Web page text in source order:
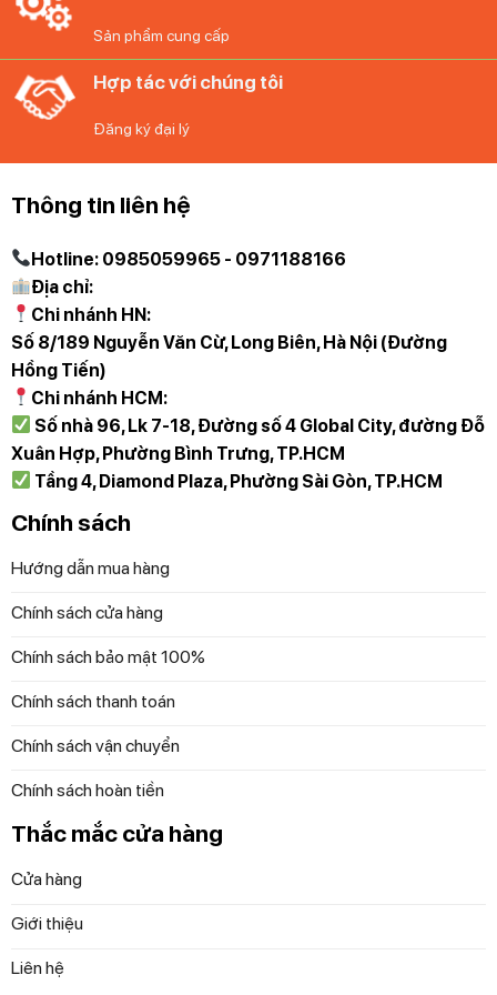
Để đặt mua sản phẩm, Quý khách đặt hàng qua
website hoặc liên hệ:
Trực tiếp qua Hotline 097 118 81 66 để được trải
những sản phẩm gia dụng chính hãng, độc quyền
và mới nhất với những cam kết 100% chất lượng
Sản phẩm cung cấp
Hợp tác với chúng tôi
Đăng ký đại lý
Thông tin liên hệ
Hotline: 0985059965 - 0971188166
Địa chỉ:
Chi nhánh HN:
Số 8/189 Nguyễn Văn Cừ, Long Biên, Hà Nội (Đường
Hồng Tiến)
Chi nhánh HCM:
Số nhà 96, Lk 7-18, Đường số 4 Global City, đường Đỗ
Xuân Hợp, Phường Bình Trưng, TP.HCM
Tầng 4, Diamond Plaza, Phường Sài Gòn, TP.HCM
Chính sách
Hướng dẫn mua hàng
Chính sách cửa hàng
Chính sách bảo mật 100%
Chính sách thanh toán
Chính sách vận chuyển
Chính sách hoàn tiền
Thắc mắc cửa hàng
Cửa hàng
Giới thiệu
Liên hệ